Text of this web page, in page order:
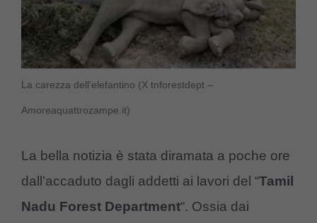
La carezza dell’elefantino (X tnforestdept –
Amoreaquattrozampe.it)
La bella notizia è stata diramata a poche ore
dall’accaduto dagli addetti ai lavori del “Tamil
Nadu Forest Department“. Ossia dai